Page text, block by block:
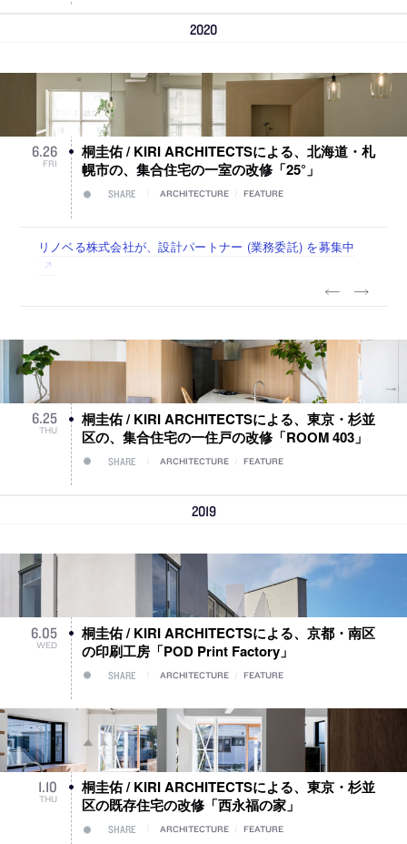
2020
6.26
FRI
桐圭佑 / KIRI ARCHITECTSによる、北海道・札
幌市の、集合住宅の一室の改修「25°」
SHARE ARCHITECTURE FEATURE
佐々木慧が主宰する「axonometric株式会社」が、設計スタ
ッフ（経験者・既卒・2027年新卒）を募集中
古民家を軸に全国で“価値循環の仕組み”を作り、リモートワ
ーク主体の働き方を実践する「株式会社つぎと」が、設計ス
リノベる株式会社が、設計パートナー (業務委託) を募集中
社会への影響力のある建築を手掛け、スタッフ同士で助け合
う環境づくりも行う「E.A.S.T.architects」が、設計スタッフ
代官山を拠点に活動する「梅澤竜也 / ALA INC.」が、設計ス
タッフ・アルバイト・事務職を募集中
6.25
THU
桐圭佑 / KIRI ARCHITECTSによる、東京・杉並
区の、集合住宅の一住戸の改修「ROOM 403」
SHARE ARCHITECTURE FEATURE
2019
6.05
WED
桐圭佑 / KIRI ARCHITECTSによる、京都・南区
の印刷工房「POD Print Factory」
SHARE ARCHITECTURE FEATURE
1.10
THU
桐圭佑 / KIRI ARCHITECTSによる、東京・杉並
区の既存住宅の改修「西永福の家」
SHARE ARCHITECTURE FEATURE